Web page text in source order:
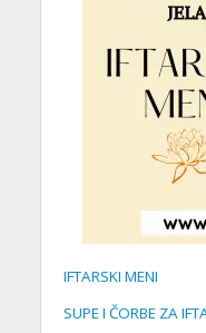
IFTARSKI MENI
SUPE I ČORBE ZA